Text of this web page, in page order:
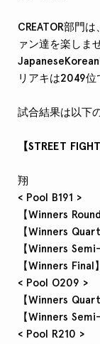
CREATOR部門
ァン達を楽しま
リアキは2049位
試合結果は以下
【STREET
翔
< Pool B191 >
【Winners
【Winners
【Winners
【Winners
< Pool O209 >
【Winners
【Winners
< Pool R210 >